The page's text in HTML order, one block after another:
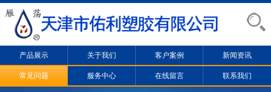
产品展示 关于我们 客户案例 新闻资讯
常见问题 服务中心 在线留言 联系我们